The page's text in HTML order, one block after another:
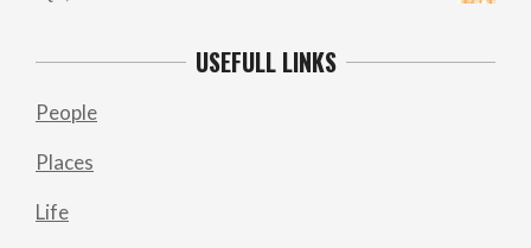
USEFULL LINKS
People
Places
Life